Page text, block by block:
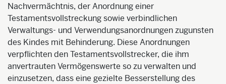
Nachvermächtnis, der Anordnung einer
Testamentsvollstreckung sowie verbindlichen
Verwaltungs- und Verwendungsanordnungen zugunsten
des Kindes mit Behinderung. Diese Anordnungen
verpflichten den Testamentsvollstrecker, die ihm
anvertrauten Vermögenswerte so zu verwalten und
einzusetzen, dass eine gezielte Besserstellung des